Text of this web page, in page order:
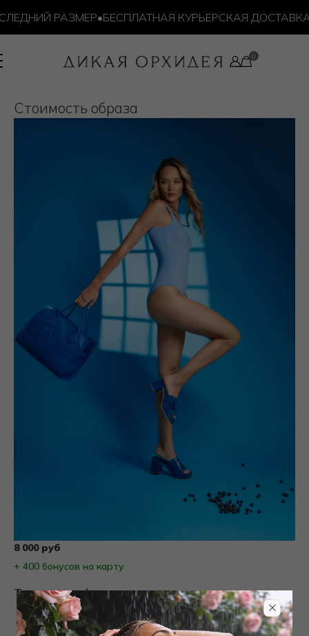
РАЗМЕР•БЕСПЛАТНАЯ КУРЬЕРСКАЯ ДОСТАВКА
Cтоимость образа
8 000 руб
+ 400 бонусов на карту
Товары на фото